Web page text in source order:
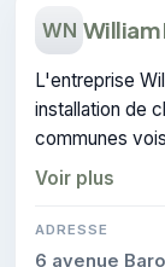
WN William
L'entreprise
installation de
communes
atteste du
Voir plus
ADRESSE
6 avenue